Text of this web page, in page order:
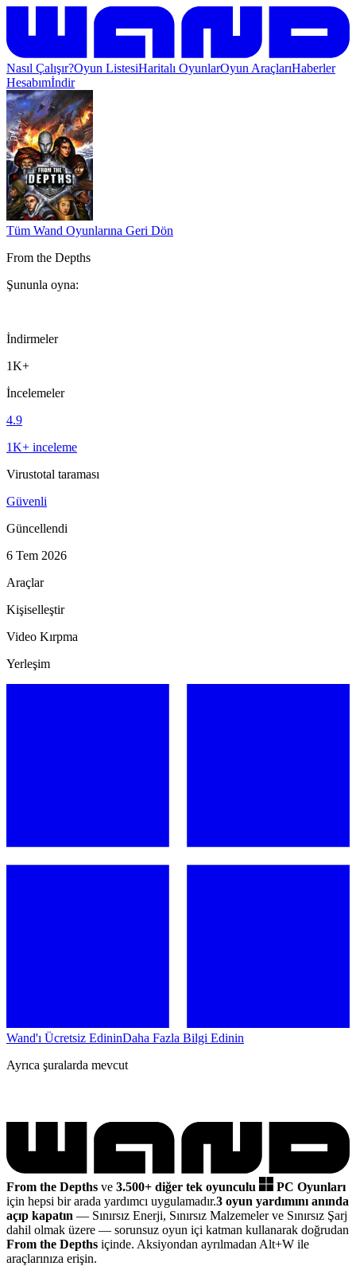
Nasıl Çalışır?Oyun ListesiHaritalı OyunlarOyun AraçlarıHaberler
Hesabımİndir
Tüm Wand Oyunlarına Geri Dön
From the Depths
Şununla oyna:
İndirmeler
1K+
İncelemeler
4.9
1K+ inceleme
Virustotal taraması
Güvenli
Güncellendi
6 Tem 2026
Araçlar
Kişiselleştir
Video Kırpma
Yerleşim
Wand'ı Ücretsiz EdininDaha Fazla Bilgi Edinin
Ayrıca şuralarda mevcut
From the Depths ve 3.500+ diğer tek oyunculu
PC Oyunları
için hepsi bir arada yardımcı uygulamadır.3 oyun yardımını anında
açıp kapatın — Sınırsız Enerji, Sınırsız Malzemeler ve Sınırsız Şarj
dahil olmak üzere — sorunsuz oyun içi katman kullanarak doğrudan
From the Depths içinde. Aksiyondan ayrılmadan Alt+W ile
araçlarınıza erişin.